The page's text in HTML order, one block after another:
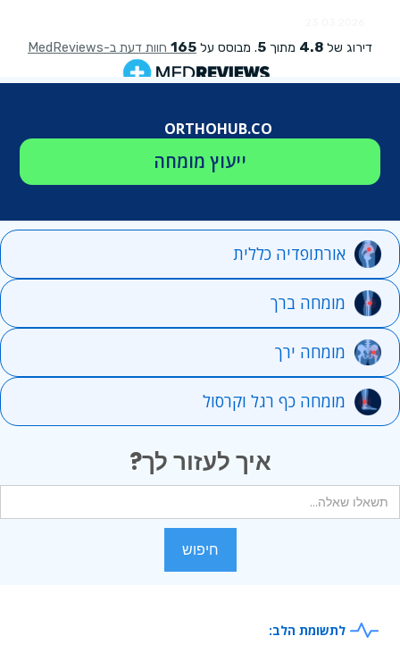
ORTHOHUB.CO
ייעוץ מומחה
אורתופדיה כללית
מומחה ברך
מומחה ירך
מומחה כף רגל וקרסול
איך לעזור לך?
לתשומת הלב: